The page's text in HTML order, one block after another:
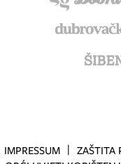
IMPRESSUM ZAŠTITA